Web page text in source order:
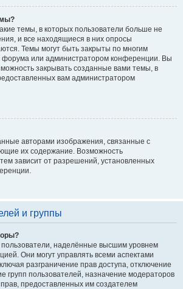
темы, в которых пользователи больше не
и все находящиеся в них опросы
Темы могут быть закрыты по многим
или администратором конференции. Вы
закрывать созданные вами темы, в
вам администратором
авторами изображения, связанные с
их содержание. Возможность
зависит от разрешений, установленных
и группы
наделённые высшим уровнем
Они могут управлять всеми аспектами
разграничение прав доступа, отключение
групп пользователей, назначение модераторов
прав, предоставленных им создателем